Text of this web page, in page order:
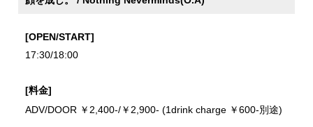
[OPEN/START]
17:30/18:00
[料金]
ADV/DOOR ￥2,400-/￥2,900- (1drink charge ￥600-別途)